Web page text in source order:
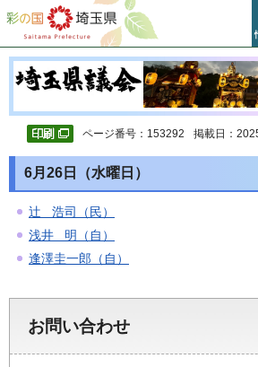
彩の国 埼玉県
ページ番号：153292 掲載日：
6月26日（水曜日）
辻 浩司（民）
浅井 明（自）
逢澤圭一郎（自）
お問い合わせ